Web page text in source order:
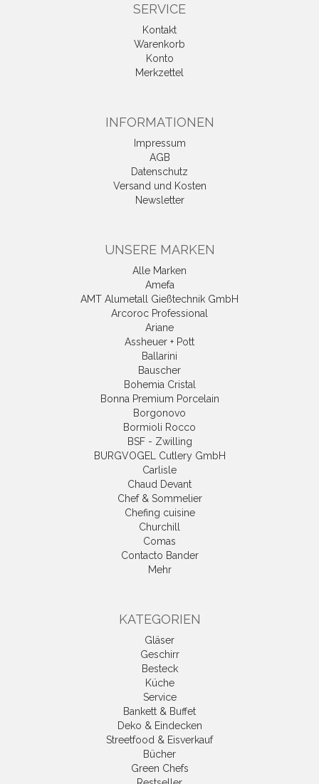
SERVICE
Kontakt
Warenkorb
Konto
Merkzettel
INFORMATIONEN
Impressum
AGB
Datenschutz
Versand und Kosten
Newsletter
UNSERE MARKEN
Alle Marken
Amefa
AMT Alumetall Gießtechnik GmbH
Arcoroc Professional
Ariane
Assheuer + Pott
Ballarini
Bauscher
Bohemia Cristal
Bonna Premium Porcelain
Borgonovo
Bormioli Rocco
BSF - Zwilling
BURGVOGEL Cutlery GmbH
Carlisle
Chaud Devant
Chef & Sommelier
Chefing cuisine
Churchill
Comas
Contacto Bander
Mehr
KATEGORIEN
Gläser
Geschirr
Besteck
Küche
Service
Bankett & Buffet
Deko & Eindecken
Streetfood & Eisverkauf
Bücher
Green Chefs